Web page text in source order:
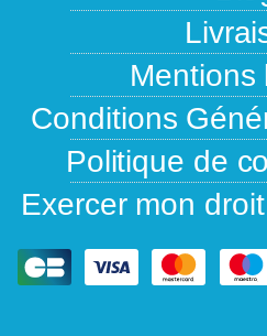
Mentions
Conditions
Politique de
Exercer mon